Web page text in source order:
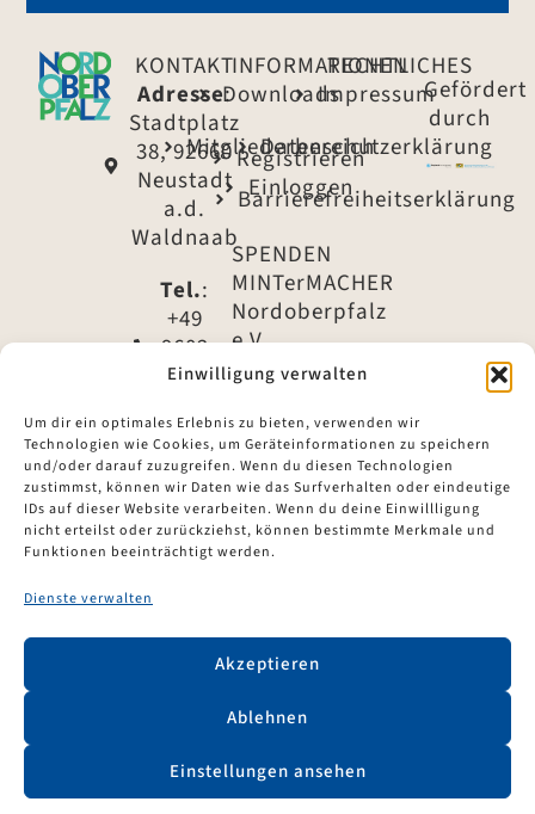
Einwilligung verwalten
Um dir ein optimales Erlebnis zu bieten, verwenden wir
Technologien wie Cookies, um Geräteinformationen zu speichern
und/oder darauf zuzugreifen. Wenn du diesen Technologien
zustimmst, können wir Daten wie das Surfverhalten oder eindeutige
IDs auf dieser Website verarbeiten. Wenn du deine Einwillligung
nicht erteilst oder zurückziehst, können bestimmte Merkmale und
Funktionen beeinträchtigt werden.
Dienste verwalten
Akzeptieren
Ablehnen
Einstellungen ansehen
KONTAKT
Adresse:
Stadtplatz
38, 92660
Neustadt
a.d.
Waldnaab
Tel.:
+49
9602
79 -
Tel.:
+49
9602
79 -
info@mintermacher-
nordoberpfalz.de
INFORMATIONEN
Downloads
Mitgliederbereich
Registrieren
Einloggen
SPENDEN
MINTerMACHER
Nordoberpfalz
e.V.
IBAN:
DE61
7535
1960
0302
4935
49
BYLADEM1ESB
RECHTLICHES
Impressum
Datenschutzerklärung
Barrierefreiheitserklärung
Gefördert
durch